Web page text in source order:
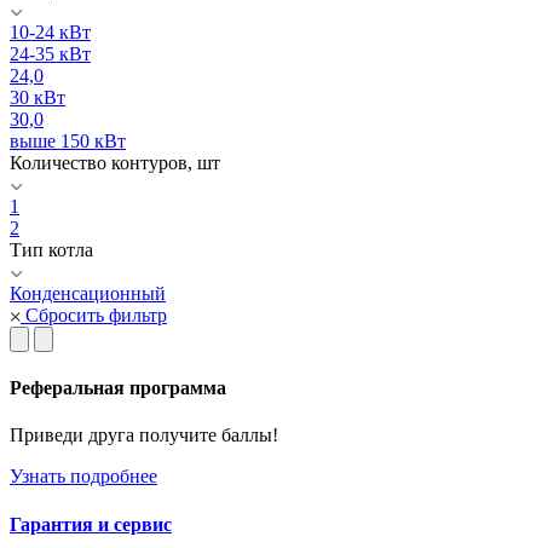
10-24 кВт
24-35 кВт
24,0
30 кВт
30,0
выше 150 кВт
Количество контуров, шт
1
2
Тип котла
Конденсационный
Сбросить фильтр
Реферальная программа
Приведи друга получите баллы!
Узнать подробнее
Гарантия и сервис